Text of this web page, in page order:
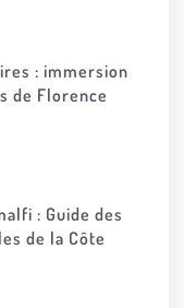
: immersion
de Florence
: Guide des
de la Côte